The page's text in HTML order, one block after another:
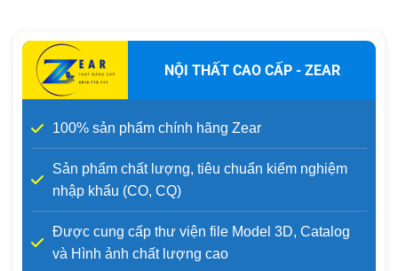
NỘI THẤT CAO CẤP - ZEAR
100% sản phẩm chính hãng Zear
Sản phẩm chất lượng, tiêu chuẩn kiểm nghiệm
nhập khẩu (CO, CQ)
Được cung cấp thư viện file Model 3D, Catalog
và Hình ảnh chất lượng cao